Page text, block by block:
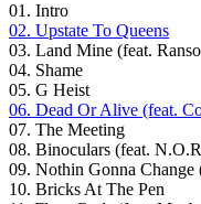
01. Intro
02. Upstate To Queens
03. Land Mine (feat.
04. Shame
05. G Heist
06. Dead Or Alive (feat.
07. The Meeting
08. Binoculars (feat.
09. Nothin Gonna Change
10. Bricks At The Pen